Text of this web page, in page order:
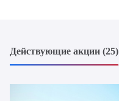
Действующие акции (25)